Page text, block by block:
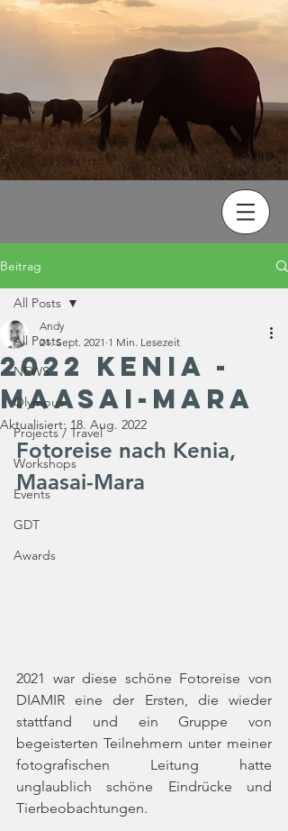
Beitrag
All Posts
NEWS
Olympus
Projects / Travel
Workshops
Events
GDT
Awards
All Posts
2022 Kenia -
Maasai-Mara
Andy
21. Sept. 2021 1 Min. Lesezeit
Aktualisiert: 18. Aug. 2022
Fotoreise nach Kenia,
Maasai-Mara
2021 war diese schöne Fotoreise von
DIAMIR eine der Ersten, die wieder
stattfand und ein Gruppe von
begeisterten Teilnehmern unter meiner
fotografischen Leitung hatte
unglaublich schöne Eindrücke und
Tierbeobachtungen.